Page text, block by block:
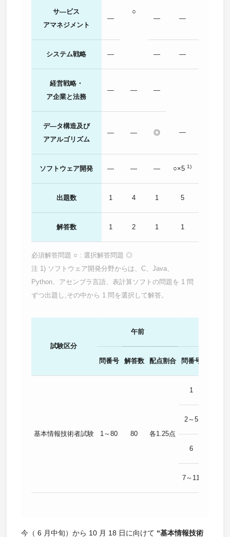
○
サ―ビス
アマネジメント
― ― ―
システム戦略 ― ― ―
経営戦略・
ア企業と法務
― ― ―
デ―タ構造及び
アアルゴリズム
― ― ◎ ―
ソフトウェア開発 ― ― ― ○×51)
出題数 1 4 1 5
解答数 1 2 1 1
必須解答問題 ○ : 選択解答問題 ◎
注 1) ソフトウェア開発分野からは、C、Java、
Python、アセンブラ言語、表計算ソフトの問題を 1 問
ずつ出題し,その中から 1 問を選択して解答。
試験区分
午前
問番号 解答数 配点割合 問番号
基本情報技術者試験 1～80 80 各1.25点
1
2～5
6
7～11
今（ 6 月中旬）から 10 月 18 日に向けて “基本情報技術